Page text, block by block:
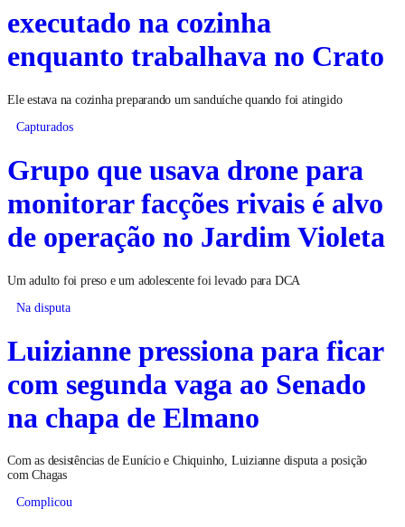
executado na cozinha
enquanto trabalhava no Crato
Ele estava na cozinha preparando um sanduíche quando foi atingido
Capturados
Grupo que usava drone para
monitorar facções rivais é alvo
de operação no Jardim Violeta
Um adulto foi preso e um adolescente foi levado para DCA
Na disputa
Luizianne pressiona para ficar
com segunda vaga ao Senado
na chapa de Elmano
Com as desistências de Eunício e Chiquinho, Luizianne disputa a posição
com Chagas
Complicou